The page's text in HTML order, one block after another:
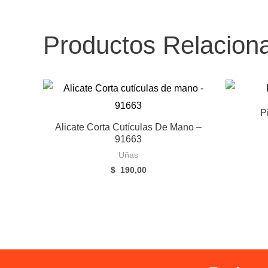
Productos
Alicate Corta Cutículas De Mano –
91663
Uñas
$ 190,00